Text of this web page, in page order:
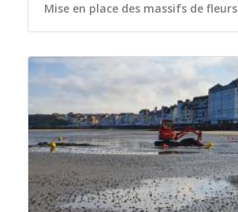
Mise en place des massifs de fleurs